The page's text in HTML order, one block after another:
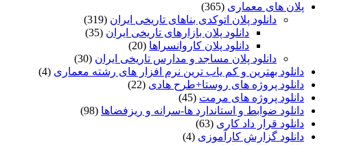
پلان های معماری (365)
دانلود پلان اتوکدی بناهای تاریخی ایران (319)
دانلود پلان بازارهای تاریخی ایران (35)
دانلود پلان کاروانسراها (20)
دانلود پلان مساجد و مدارس تاریخی ایران (30)
دانلود بهترین و کم یاب ترین نرم افزار های رشته معماری (4)
دانلود پروژه های روستا+طرح هادی (22)
دانلود پروژه های مرمت (45)
دانلود ضوابط و استاندارد ها-سرانه و ریزفضاها (98)
دانلود قرار داد کاری (63)
دانلود گزارش کارآموزی (4)